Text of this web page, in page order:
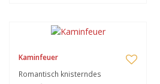
Kaminfeuer
Romantisch knisterndes